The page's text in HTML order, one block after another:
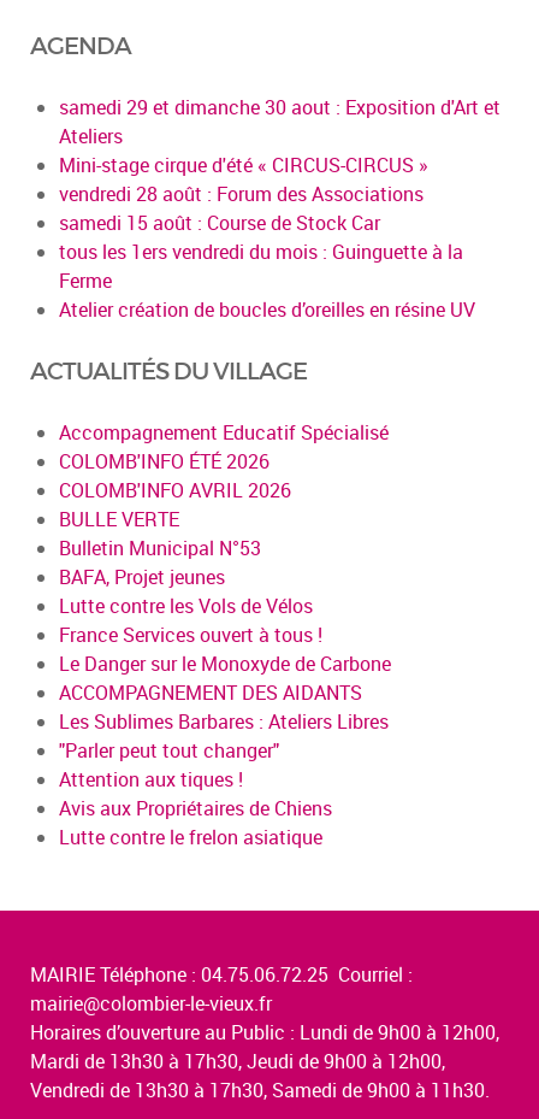
AGENDA
samedi 29 et dimanche 30 aout : Exposition d'Art et
Ateliers
Mini-stage cirque d'été « CIRCUS-CIRCUS »
vendredi 28 août : Forum des Associations
samedi 15 août : Course de Stock Car
tous les 1ers vendredi du mois : Guinguette à la
Ferme
Atelier création de boucles d’oreilles en résine UV
ACTUALITÉS DU VILLAGE
Accompagnement Educatif Spécialisé
COLOMB'INFO ÉTÉ 2026
COLOMB'INFO AVRIL 2026
BULLE VERTE
Bulletin Municipal N°53
BAFA, Projet jeunes
Lutte contre les Vols de Vélos
France Services ouvert à tous !
Le Danger sur le Monoxyde de Carbone
ACCOMPAGNEMENT DES AIDANTS
Les Sublimes Barbares : Ateliers Libres
"Parler peut tout changer"
Attention aux tiques !
Avis aux Propriétaires de Chiens
Lutte contre le frelon asiatique
MAIRIE Téléphone : 04.75.06.72.25 Courriel :
mairie@colombier-le-vieux.fr
Horaires d’ouverture au Public : Lundi de 9h00 à 12h00,
Mardi de 13h30 à 17h30, Jeudi de 9h00 à 12h00,
Vendredi de 13h30 à 17h30, Samedi de 9h00 à 11h30.